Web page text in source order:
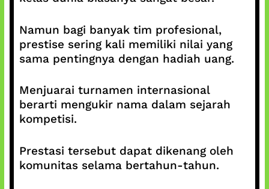
Namun bagi banyak tim profesional,
prestise sering kali memiliki nilai yang
sama pentingnya dengan hadiah uang.
Menjuarai turnamen internasional
berarti mengukir nama dalam sejarah
kompetisi.
Prestasi tersebut dapat dikenang oleh
komunitas selama bertahun-tahun.